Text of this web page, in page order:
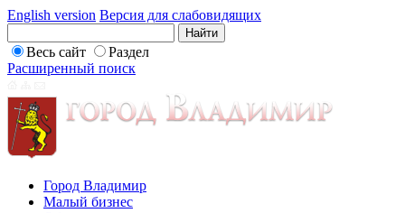
English version Версия для слабовидящих
Весь сайт
Раздел
Расширенный поиск
Город Владимир
Малый бизнес